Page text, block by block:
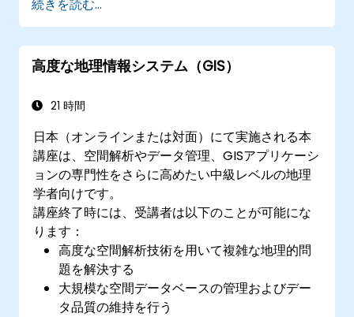
14日間の集中的研修プログラムは、電気工学と地
理空間管理との橋渡しを目的として設計されてい
ます。
続きを読む...
高度な地理情報システム（GIS）
21 時間
日本（オンラインまたは対面）にて実施される本
講座は、空間解析やデータ管理、GISアプリケーシ
ョンの専門性をさらに高めたい中級レベルの地理
学者向けです。
講座終了時には、受講者は以下のことが可能にな
ります：
高度な空間解析技術を用いて複雑な地理的問
題を解決する
大規模な空間データベースの管理およびデー
タ品質の維持を行う